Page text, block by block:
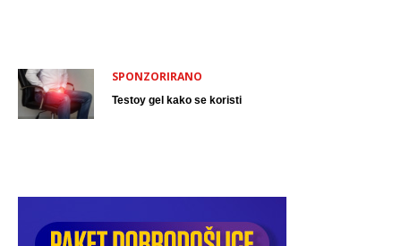
SPONZORIRANO
Testoy gel kako se koristi